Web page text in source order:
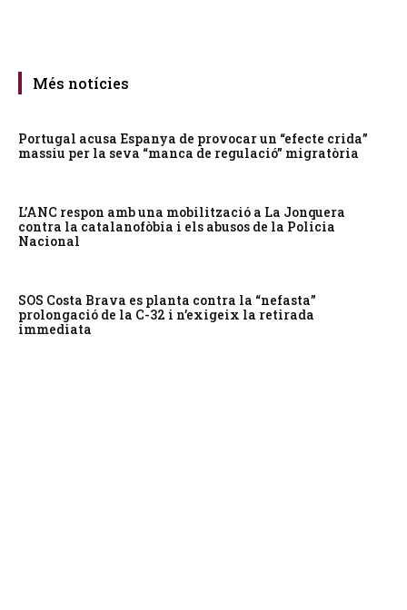
Més notícies
Portugal acusa Espanya de provocar un “efecte crida”
massiu per la seva “manca de regulació” migratòria
L’ANC respon amb una mobilització a La Jonquera
contra la catalanofòbia i els abusos de la Policia
Nacional
SOS Costa Brava es planta contra la “nefasta”
prolongació de la C-32 i n’exigeix la retirada
immediata